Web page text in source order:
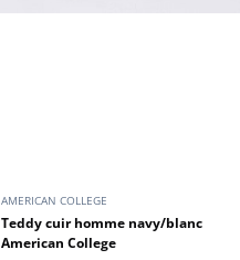
AMERICAN COLLEGE
Teddy cuir homme navy/blanc
American College